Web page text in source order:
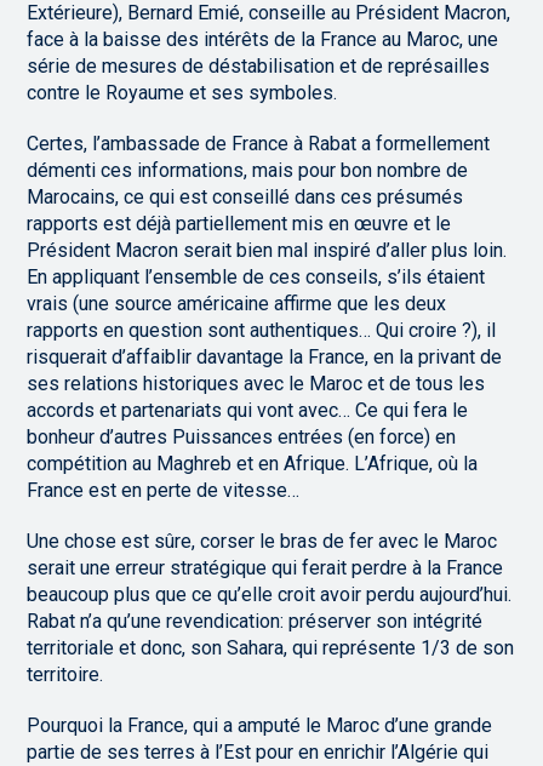
Extérieure), Bernard Emié, conseille au Président Macron,
face à la baisse des intérêts de la France au Maroc, une
série de mesures de déstabilisation et de représailles
contre le Royaume et ses symboles.
Certes, l’ambassade de France à Rabat a formellement
démenti ces informations, mais pour bon nombre de
Marocains, ce qui est conseillé dans ces présumés
rapports est déjà partiellement mis en œuvre et le
Président Macron serait bien mal inspiré d’aller plus loin.
En appliquant l’ensemble de ces conseils, s’ils étaient
vrais (une source américaine affirme que les deux
rapports en question sont authentiques… Qui croire ?), il
risquerait d’affaiblir davantage la France, en la privant de
ses relations historiques avec le Maroc et de tous les
accords et partenariats qui vont avec… Ce qui fera le
bonheur d’autres Puissances entrées (en force) en
compétition au Maghreb et en Afrique. L’Afrique, où la
France est en perte de vitesse…
Une chose est sûre, corser le bras de fer avec le Maroc
serait une erreur stratégique qui ferait perdre à la France
beaucoup plus que ce qu’elle croit avoir perdu aujourd’hui.
Rabat n’a qu’une revendication: préserver son intégrité
territoriale et donc, son Sahara, qui représente 1/3 de son
territoire.
Pourquoi la France, qui a amputé le Maroc d’une grande
partie de ses terres à l’Est pour en enrichir l’Algérie qui